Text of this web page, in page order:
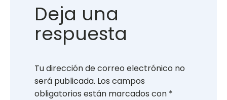
Deja una
respuesta
Tu dirección de correo electrónico no
será publicada. Los campos
obligatorios están marcados con *